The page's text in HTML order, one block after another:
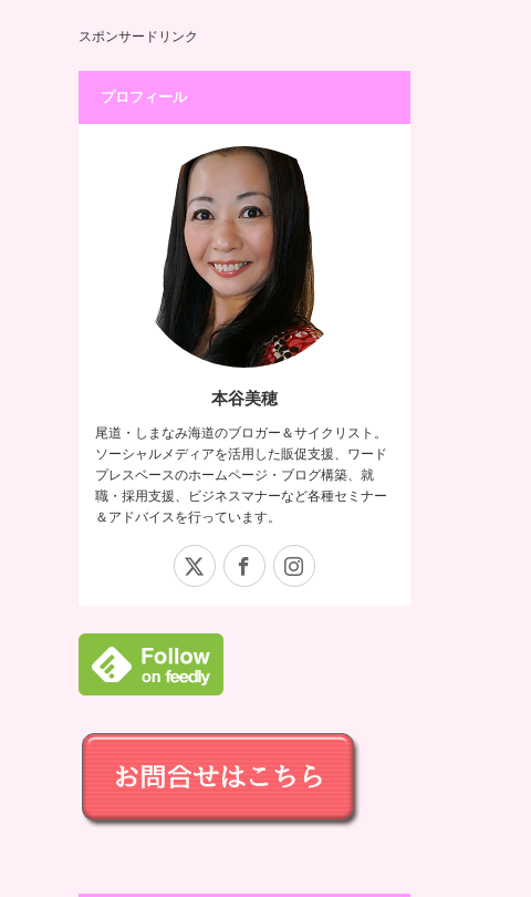
スポンサードリンク
プロフィール
本谷美穂
尾道・しまなみ海道のブロガー＆サイクリスト。
ソーシャルメディアを活用した販促支援、ワード
プレスベースのホームページ・ブログ構築、就
職・採用支援、ビジネスマナーなど各種セミナー
＆アドバイスを行っています。
Facebook